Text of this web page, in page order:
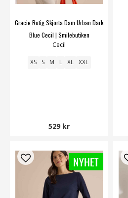
Gracie Rutig Skjorta Dam Urban Dark
Blue Cecil | Smilebutiken
Cecil
XS S M L XL XXL
529 kr